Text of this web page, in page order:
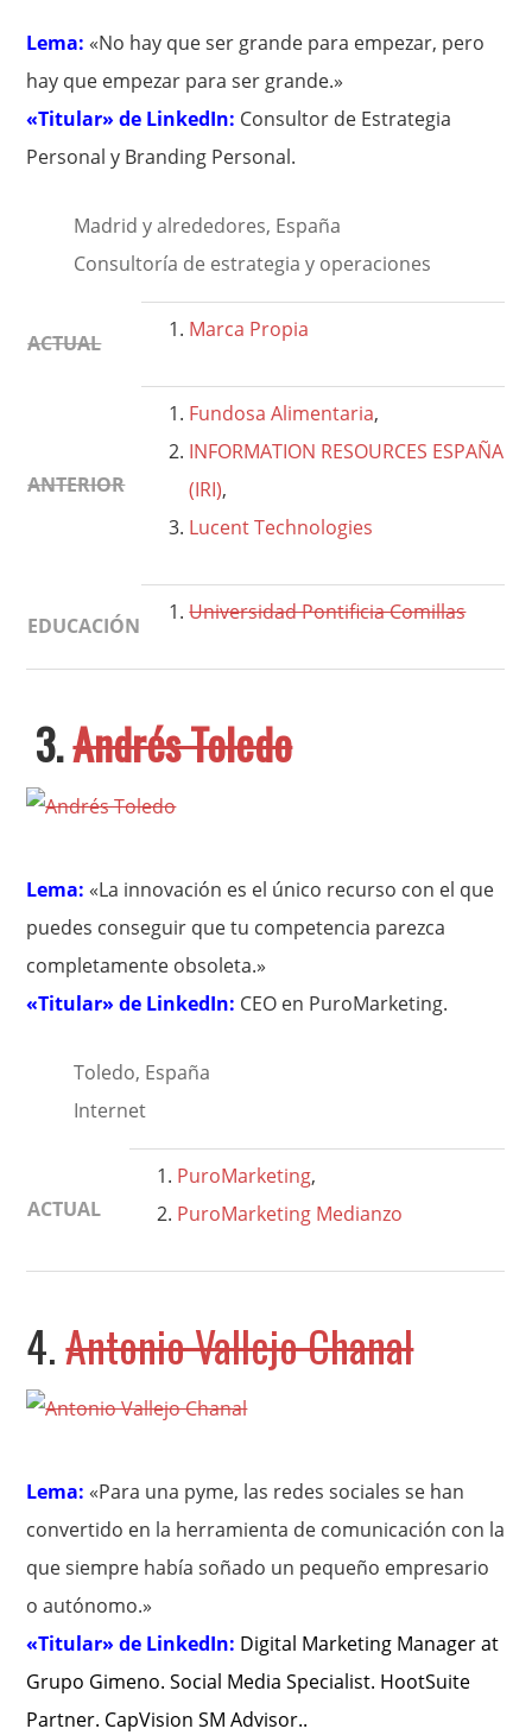
Lema: «No hay que ser grande para empezar, pero
hay que empezar para ser grande.»
«Titular» de LinkedIn: Consultor de Estrategia
Personal y Branding Personal.
Madrid y alrededores, España
Consultoría de estrategia y operaciones
ACTUAL
Marca Propia
ANTERIOR
Fundosa Alimentaria,
INFORMATION RESOURCES ESPAÑA
(IRI),
Lucent Technologies
EDUCACIÓN
Universidad Pontificia Comillas
3.Andrés Toledo
Lema: «La innovación es el único recurso con el que
puedes conseguir que tu competencia parezca
completamente obsoleta.»
«Titular» de LinkedIn: CEO en PuroMarketing.
Toledo, España
Internet
ACTUAL
PuroMarketing,
PuroMarketing Medianzo
4.Antonio Vallejo Chanal
Lema: «Para una pyme, las redes sociales se han
convertido en la herramienta de comunicación con la
que siempre había soñado un pequeño empresario
o autónomo.»
«Titular» de LinkedIn: Digital Marketing Manager at
Grupo Gimeno. Social Media Specialist. HootSuite
Partner. CapVision SM Advisor..